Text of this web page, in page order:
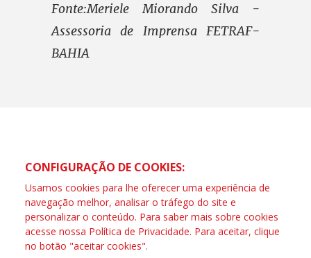
Fonte:Meriele Miorando Silva -
Assessoria de Imprensa FETRAF-
BAHIA
CONFIGURAÇÃO DE COOKIES:
Usamos cookies para lhe oferecer uma experiência de
navegação melhor, analisar o tráfego do site e
personalizar o conteúdo. Para saber mais sobre cookies
acesse nossa Política de Privacidade. Para aceitar, clique
no botão "aceitar cookies".